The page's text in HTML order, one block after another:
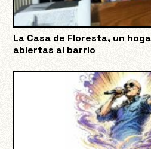
La Casa de Floresta, un
abiertas al barrio